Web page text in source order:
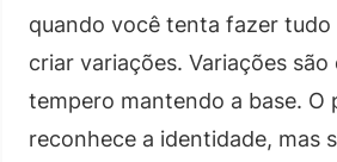
quando você tenta fazer tudo
criar variações. Variações
tempero mantendo a base. O
reconhece a identidade, mas